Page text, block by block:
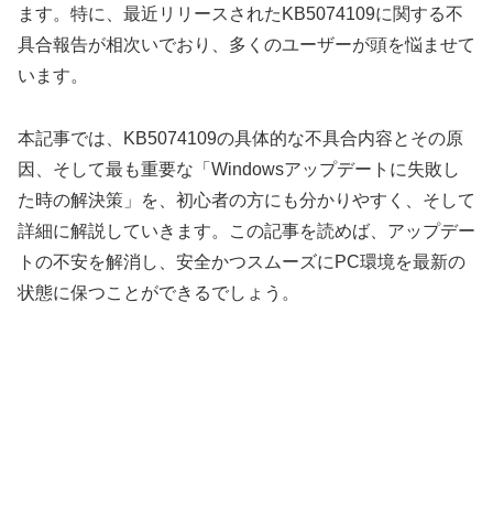
ます。特に、最近リリースされたKB5074109に関する不
具合報告が相次いでおり、多くのユーザーが頭を悩ませて
います。
本記事では、KB5074109の具体的な不具合内容とその原
因、そして最も重要な「Windowsアップデートに失敗し
た時の解決策」を、初心者の方にも分かりやすく、そして
詳細に解説していきます。この記事を読めば、アップデー
トの不安を解消し、安全かつスムーズにPC環境を最新の
状態に保つことができるでしょう。